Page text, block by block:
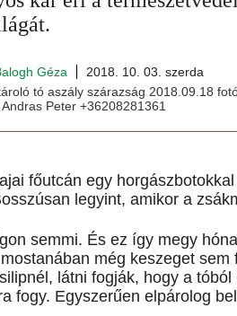
Géza
2018. 10. 03. szerda
tó aszály szárazság 2018.09.18
Peter +36208281361
főutcán egy
legyint, amikor a
semmi. És ez így megy
még keszeget
látni fogják, hogy a
fogy. Egyszerűen elpárolog